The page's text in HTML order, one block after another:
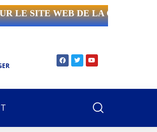
LE SITE WEB DE LA CCIN.